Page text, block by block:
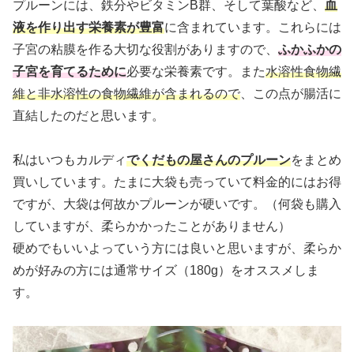
プルーンには、鉄分やビタミンB群、そして葉酸など、 血
液を作り出す栄養素が豊富に含まれています。これらには
子宮の粘膜を作る大切な役割がありますので、 ふかふかの
子宮を育てるために必要な栄養素です。また水溶性食物繊
維と非水溶性の食物繊維が含まれるので 、この点が腸活に
直結したのだと思います。
私はいつもカルディでくだもの屋さんのプルーンをまとめ
買いしています。たまに大袋も売っていて料金的にはお得
ですが、大袋は何故かプルーンが硬いです。（何袋も購入
していますが、柔らかかったことがありません）
硬めでもいいよっていう方には良いと思いますが、柔らか
めが好みの方には通常サイズ（180g）をオススメしま
す。